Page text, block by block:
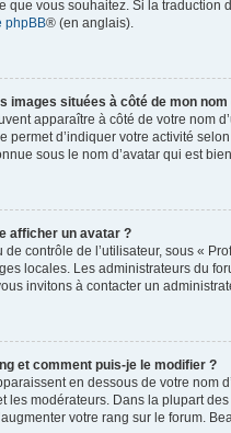
que vous souhaitez. Si la traduction
phpBB® (en anglais).
images situées à côté de mon nom
apparaître à côté de votre nom
permet d’indiquer votre activité
sous le nom d’avatar qui est
afficher un avatar ?
de contrôle de l’utilisateur, sous «
locales. Les administrateurs du
invitons à contacter un
et comment puis-je le modifier ?
en dessous de votre nom
les modérateurs. Dans la plupart
votre rang sur le forum.